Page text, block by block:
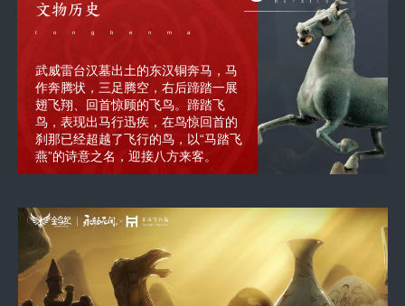
文物历史
tongbenma
武威雷台汉墓出土的东汉铜奔马，马
作奔腾状，三足腾空，右后蹄踏一展
翅飞翔、回首惊顾的飞鸟。蹄踏飞
鸟，表现出马行迅疾，在鸟惊回首的
刹那已经超越了飞行的鸟，以“马踏飞
燕”的诗意之名，迎接八方来客。